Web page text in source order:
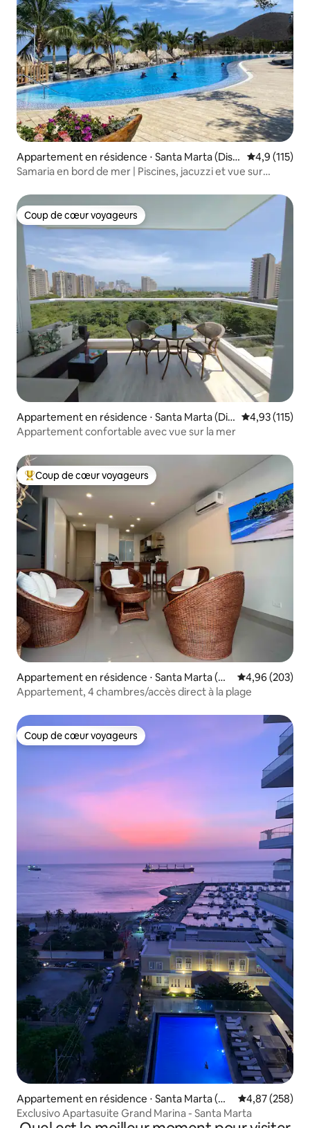
Appartement en résidence ⋅ Santa Marta (Distr
ito Turístico Cultural E Histórico)
Évaluation
4,9 (115)
Samaria en bord de mer | Piscines, jacuzzi et vue sur
Coup de cœur voyageurs
Coup de cœur voyageurs
Appartement en résidence ⋅ Santa Marta (Dis
trito Turístico Cultural E Histórico)
Évaluation
4,93 (115)
Appartement confortable avec vue sur la mer
Coups de cœur voyageurs les plus appréciés
Coup de cœur voyageurs
Appartement en résidence ⋅ Santa Marta (Di
strito Turístico Cultural E Histórico)
Évaluation
4,96 (203)
Appartement, 4 chambres/accès direct à la plage
Coup de cœur voyageurs
Coup de cœur voyageurs
Appartement en résidence ⋅ Santa Marta (Dis
trito Turístico Cultural E Histórico)
Évaluation
4,87 (258)
Exclusivo Apartasuite Grand Marina - Santa Marta